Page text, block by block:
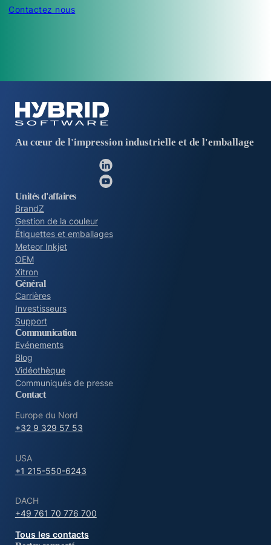
Contactez nous
Au cœur de l'impression industrielle et de l'emballage
Unités d'affaires
BrandZ
Gestion de la couleur
Étiquettes et emballages
Meteor Inkjet
OEM
Xitron
Général
Carrières
Investisseurs
Support
Communication
Evénements
Blog
Vidéothèque
Communiqués de presse
Contact
Europe du Nord
+32 9 329 57 53
USA
+1 215-550-6243
DACH
+49 761 70 776 700
Tous les contacts